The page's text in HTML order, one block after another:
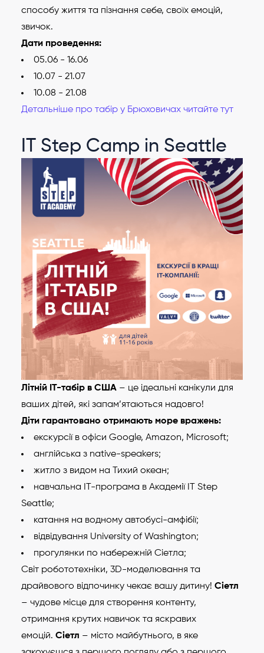
способу життя та пізнання себе, своїх емоцій,
звичок.
Дати проведення:
05.06 - 16.06
10.07 - 21.07
10.08 - 21.08
Детальніше про табір у Брюховичах читайте тут
IT Step Camp in Seattle
Літній IT-табір в США – це ідеальні канікули для
ваших дітей, які запам’ятаються надовго!
Діти гарантовано отримають море вражень:
екскурсії в офіси Google, Amazon, Microsoft;
англійська з native-speakers;
житло з видом на Тихий океан;
навчальна IT-програма в Академії IT Step
Seattle;
катання на водному автобусі-амфібії;
відвідування University of Washington;
прогулянки по набережній Сіетла;
Світ робототехніки, 3D-моделювання та
драйвового відпочинку чекає вашу дитину! Сіетл
– чудове місце для створення контенту,
отримання крутих навичок та яскравих
емоцій. Сіетл – місто майбутнього, в яке